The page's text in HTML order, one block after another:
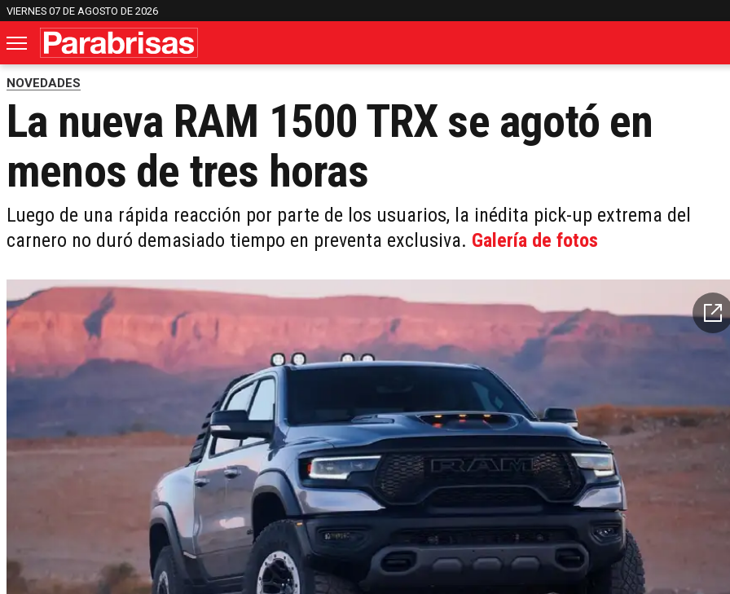
VIERNES 07 DE AGOSTO DE 2026
NOVEDADES
La nueva RAM 1500 TRX se agotó en
menos de tres horas
Luego de una rápida reacción por parte de los usuarios, la inédita pick-up extrema del
carnero no duró demasiado tiempo en preventa exclusiva. Galería de fotos